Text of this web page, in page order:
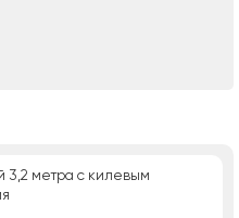
3,2 метра с килевым